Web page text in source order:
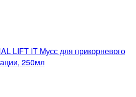
LIFT IT Мусс для прикорневого
250мл